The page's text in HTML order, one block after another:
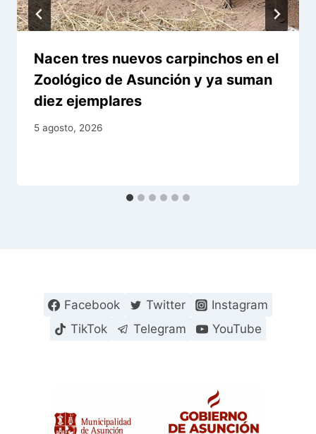
Nacen tres nuevos carpinchos en el
Zoológico de Asunción y ya suman
diez ejemplares
5 agosto, 2026
Facebook Twitter
Instagram
TikTok
Telegram YouTube